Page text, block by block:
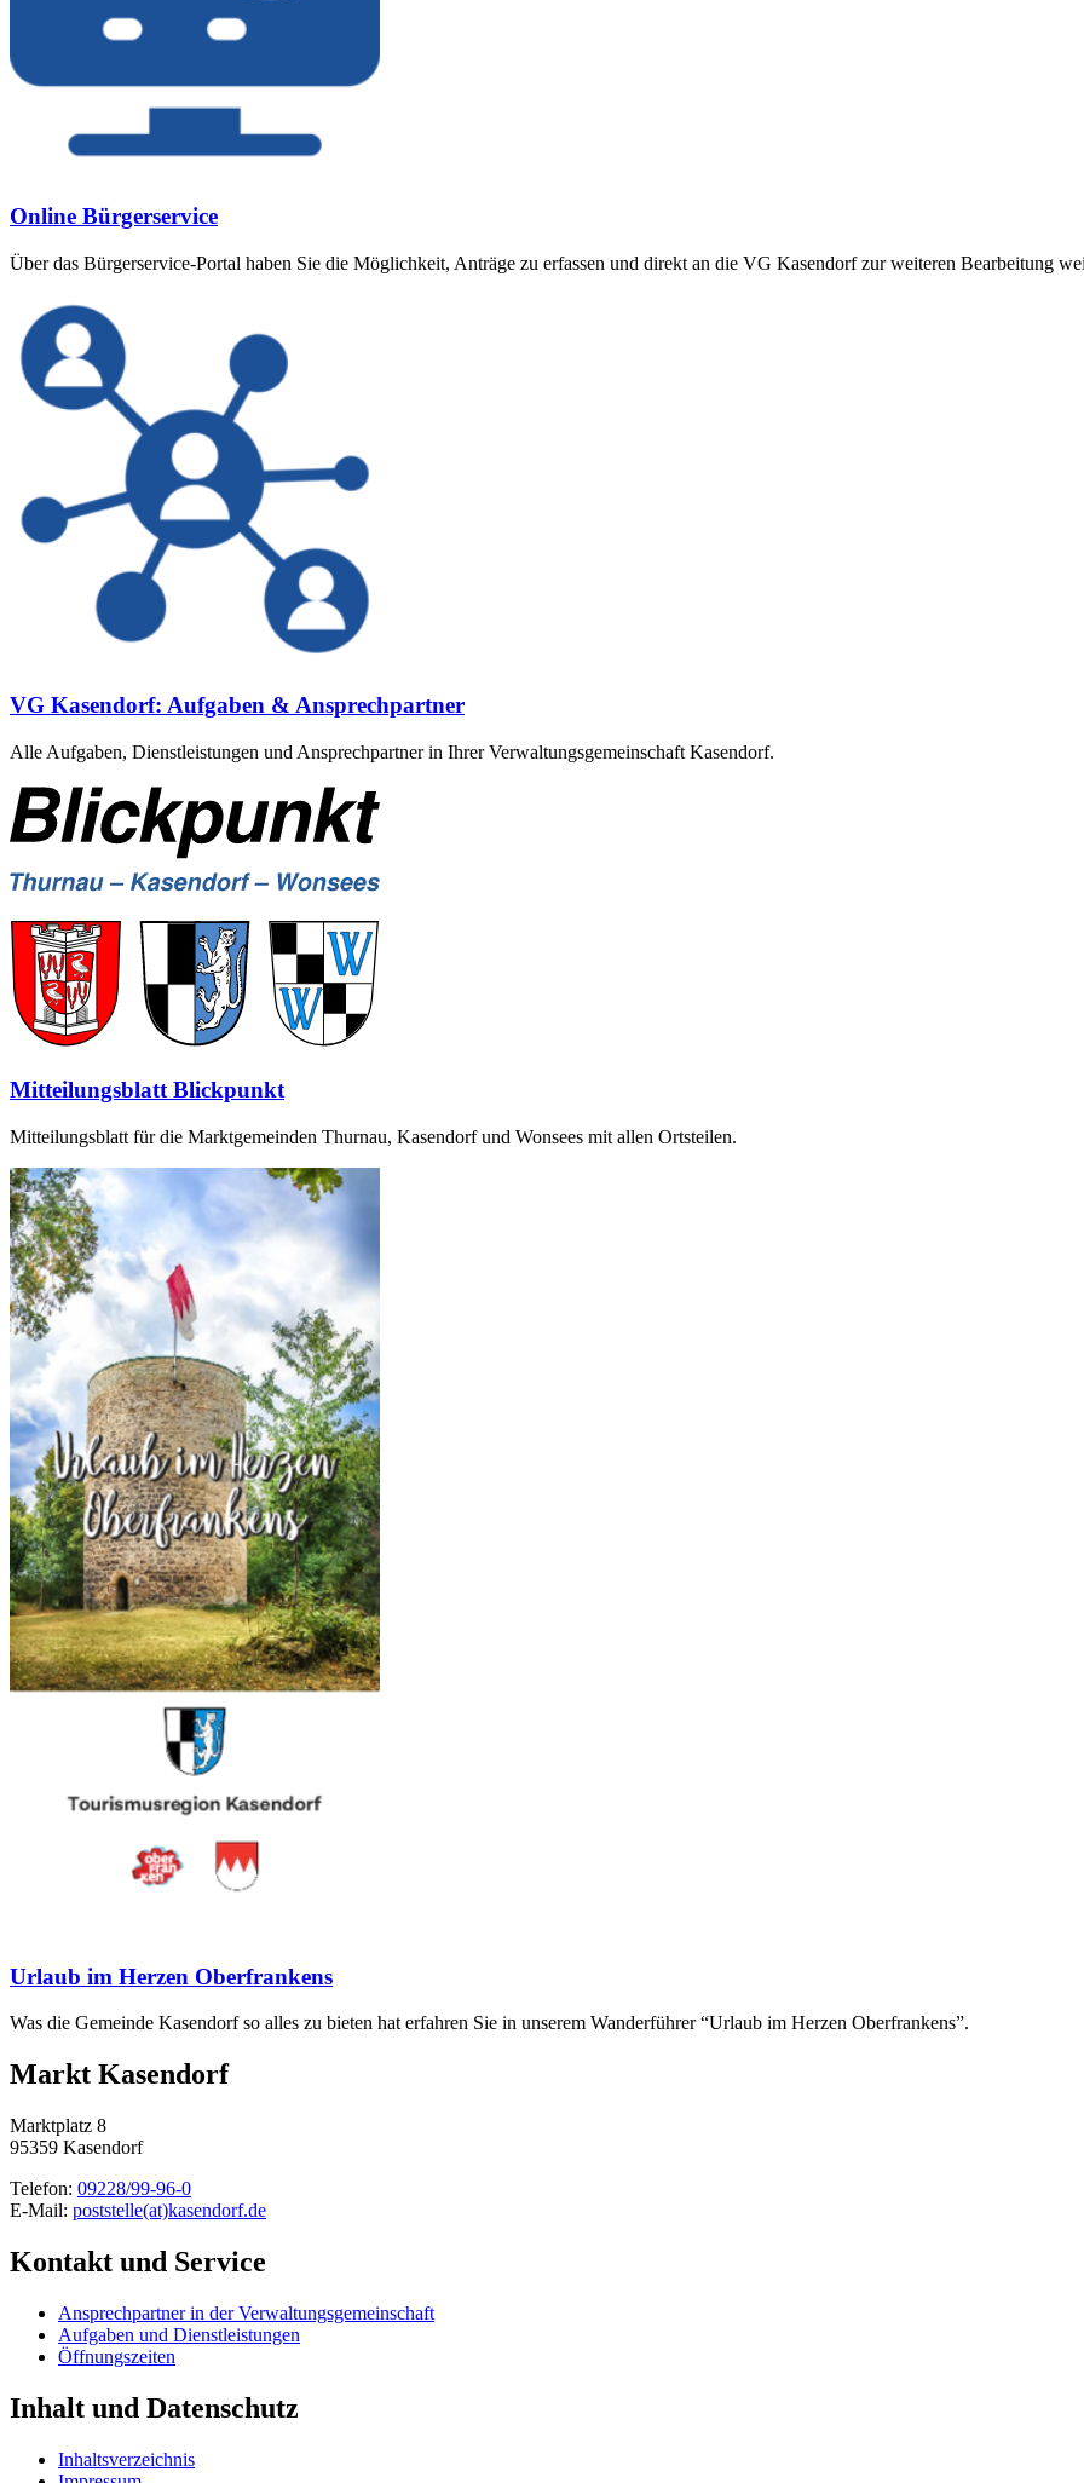
Online Bürgerservice
Über das Bürgerservice-Portal haben Sie die Möglichkeit, Anträge zu erfassen und direkt an die VG Kasendorf zur weiteren Bearbeitung
VG Kasendorf: Aufgaben & Ansprechpartner
Alle Aufgaben, Dienstleistungen und Ansprechpartner in Ihrer Verwaltungsgemeinschaft Kasendorf.
Mitteilungsblatt Blickpunkt
Mitteilungsblatt für die Marktgemeinden Thurnau, Kasendorf und Wonsees mit allen Ortsteilen.
Urlaub im Herzen Oberfrankens
Was die Gemeinde Kasendorf so alles zu bieten hat erfahren Sie in unserem Wanderführer “Urlaub im Herzen Oberfrankens”.
Markt Kasendorf
Marktplatz 8
95359 Kasendorf
Telefon: 09228/99-96-0
E-Mail: poststelle(at)kasendorf.de
Kontakt und Service
Ansprechpartner in der Verwaltungsgemeinschaft
Aufgaben und Dienstleistungen
Öffnungszeiten
Inhalt und Datenschutz
Inhaltsverzeichnis